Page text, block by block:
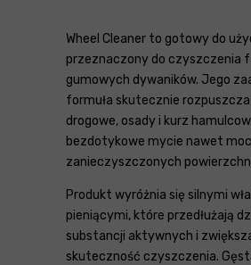
Wheel Cleaner to gotowy do
przeznaczony do czyszczenia
gumowych dywaników. Jego
formuła skutecznie
drogowe, osady i kurz
bezdotykowe mycie nawet
zanieczyszczonych
Produkt wyróżnia się silnymi
pieniącymi, które przedłużają
substancji aktywnych i
skuteczność czyszczenia.